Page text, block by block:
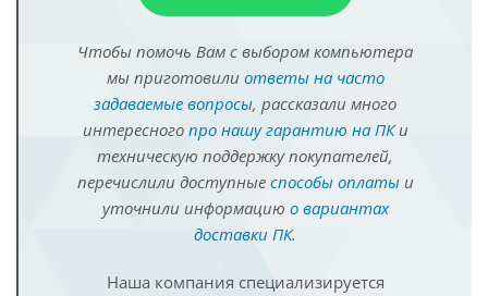
Чтобы помочь Вам с выбором компьютера
мы приготовили ответы на часто
задаваемые вопросы, рассказали много
интересного про нашу гарантию на ПКи
техническую поддержку покупателей,
перечислили доступные способы оплатыи
уточнили информацию о вариантах
доставки ПК.
Наша компания специализируется